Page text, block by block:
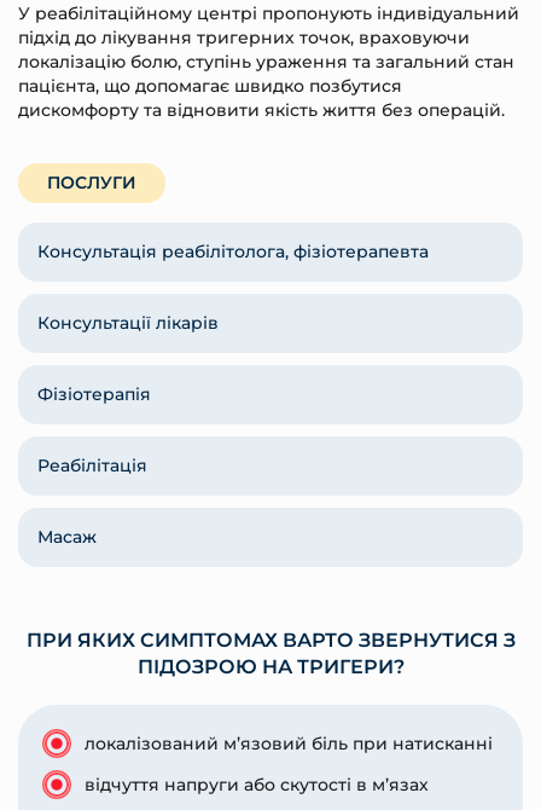
У реабілітаційному центрі пропонують індивідуальний
підхід до лікування тригерних точок, враховуючи
локалізацію болю, ступінь ураження та загальний стан
пацієнта, що допомагає швидко позбутися
дискомфорту та відновити якість життя без операцій.
ПОСЛУГИ
Консультація реабілітолога, фізіотерапевта
Консультації лікарів
Фізіотерапія
Реабілітація
Масаж
ПРИ ЯКИХ СИМПТОМАХ ВАРТО ЗВЕРНУТИСЯ З
ПІДОЗРОЮ НА ТРИГЕРИ?
локалізований м’язовий біль при натисканні
відчуття напруги або скутості в м’язах